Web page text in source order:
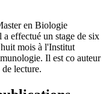
en Biologie
effectué un stage de six
mois à l'Institut
Il est co auteur
lecture.